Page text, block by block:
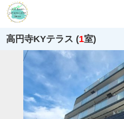
高円寺KYテラス (1室)